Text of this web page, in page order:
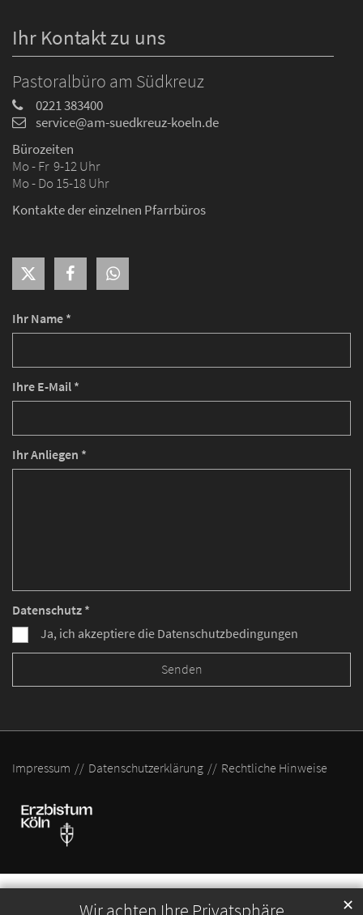
✕
Ihr Name *
Ihre E-Mail *
Ihr Anliegen *
Datenschutz *
Ja, ich akzeptiere die Datenschutzbedingungen
Ihr Kontakt zu uns
Pastoralbüro am Südkreuz
0221 383400
service@am-suedkreuz-koeln.de
Bürozeiten
Mo - Fr 9-12 Uhr
Mo - Do 15-18 Uhr
Kontakte der einzelnen Pfarrbüros
Impressum Datenschutzerklärung Rechtliche Hinweise